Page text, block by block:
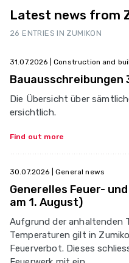
Latest news from
26 ENTRIES IN ZUMIKON
31.07.2026 | Construction and
Bauausschreibungen
Die Übersicht über
ersichtlich.
Find out more
30.07.2026 | General news
Generelles Feuer-
am 1. August)
Aufgrund der anhaltenden
Temperaturen gilt in
Feuerverbot. Dieses